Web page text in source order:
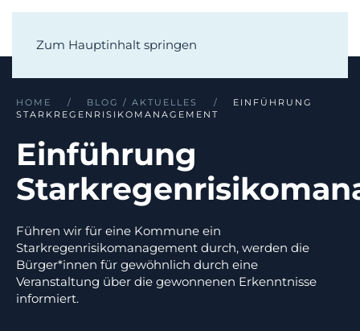
Zum Hauptinhalt springen
HOME BLOG / AKTUELLES
EINFÜHRUNG
STARKREGENRISIKOMANAGEMENT
Einführung
Führen wir für eine Kommune ein
Starkregenrisikomanagement durch, werden die
Bürger*innen für gewöhnlich durch eine
Veranstaltung über die gewonnenen Erkenntnisse
informiert.